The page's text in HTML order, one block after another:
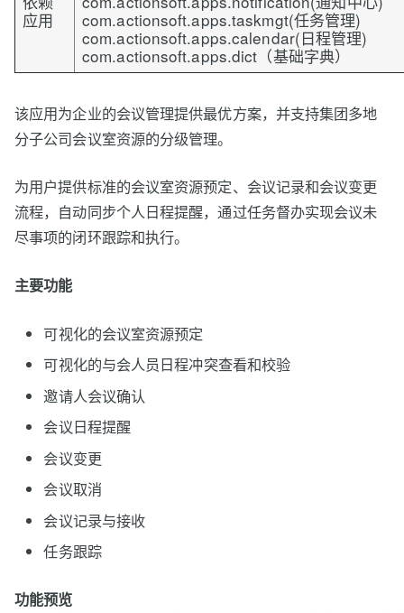
应用
com.actionsoft.apps.taskmgt(任务管理)
com.actionsoft.apps.calendar(日程管理)
com.actionsoft.apps.dict（基础字典）
该应用为企业的会议管理提供最优方案，并支持集团多地
分子公司会议室资源的分级管理。
为用户提供标准的会议室资源预定、会议记录和会议变更
流程，自动同步个人日程提醒，通过任务督办实现会议未
尽事项的闭环跟踪和执行。
主要功能
可视化的会议室资源预定
可视化的与会人员日程冲突查看和校验
邀请人会议确认
会议日程提醒
会议变更
会议取消
会议记录与接收
任务跟踪
功能预览